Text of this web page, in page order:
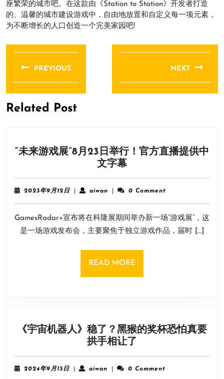
座繁荣的城市吧。在这款由《Station to Station》开发者打造
的、温馨的城市建设游戏中，自由地放置和自定义每一项元素，
为不断增长的人口创造一个完美家园吧!
文
导
航
PREVIOUS
post:
NEXT
post:
Related Post
“未来游戏展”8月23日举行！官方直播提供中
文字幕“未
来
游
展”
8
月
23
日
播
提
供
中
2023年9月12日2023
月
12
日
aiwanaiwan 0 Comment
GamesRadar+宣布将在科隆展期间举办新一场“游戏展”，这
是一场游戏发布会，主要聚焦于独立游戏作品，届时 […]
READ MORE
《宇宙机器人》稳了？黑猴的奖杯恐怕真要
拱手相让了
宙
机
2024年9月13日2024
aiwanaiwan 0 Comment